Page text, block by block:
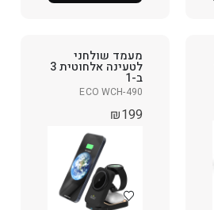
מעמד שולחני
לטעינה אלחוטית 3
ב-1
ECO WCH-490
₪199